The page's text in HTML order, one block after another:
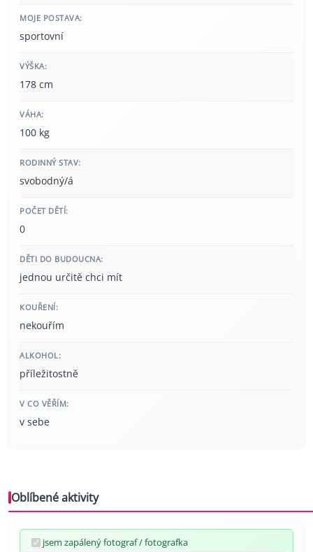
MOJE POSTAVA:
sportovní
VÝŠKA:
178 cm
VÁHA:
100 kg
RODINNÝ STAV:
svobodný/á
POČET DĚTÍ:
0
DĚTI DO BUDOUCNA:
jednou určitě chci mít
KOUŘENÍ:
nekouřím
ALKOHOL:
příležitostně
V CO VĚŘÍM:
v sebe
Oblíbené aktivity
jsem zapálený fotograf / fotografka